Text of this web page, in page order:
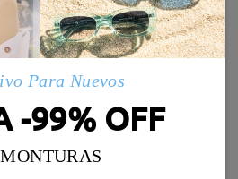
todos los
Para Nuevos
-99% OFF